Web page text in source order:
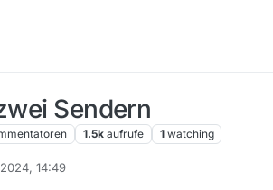
Sendern
1.5k aufrufe 1 watching
14:49